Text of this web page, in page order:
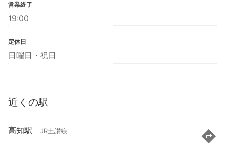
営業終了
19:00
定休日
日曜日・祝日
近くの駅
高知駅 JR土讃線